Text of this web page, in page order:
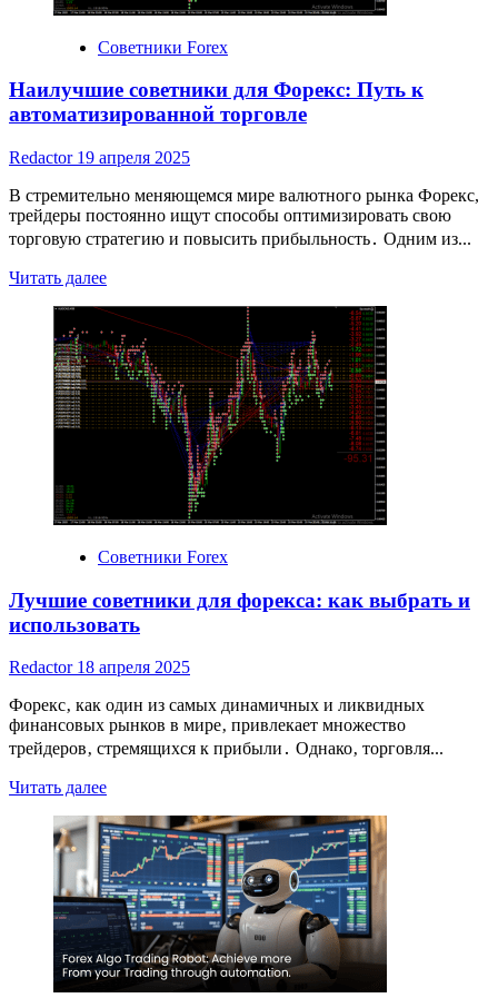
Советники Forex
Наилучшие советники для Форекс: Путь к
автоматизированной торговле
Redactor 19 апреля 2025
В стремительно меняющемся мире валютного рынка Форекс,
трейдеры постоянно ищут способы оптимизировать свою
торговую стратегию и повысить прибыльность․ Одним из...
Читать далееRead
about
Наилучшие
советники
для
Форекс:
Путь
автоматизированной
Советники Forex
Лучшие советники для форекса: как выбрать и
использовать
Redactor 18 апреля 2025
Форекс‚ как один из самых динамичных и ликвидных
финансовых рынков в мире‚ привлекает множество
трейдеров‚ стремящихся к прибыли․ Однако‚ торговля...
Читать далееRead
about
Лучшие
советники
для
форекса:
как
выбрать
и
использовать